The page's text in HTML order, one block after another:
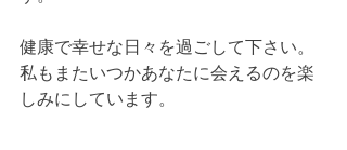
健康で幸せな日々を過ごして下さい。
私もまたいつかあなたに会えるのを楽
しみにしています。